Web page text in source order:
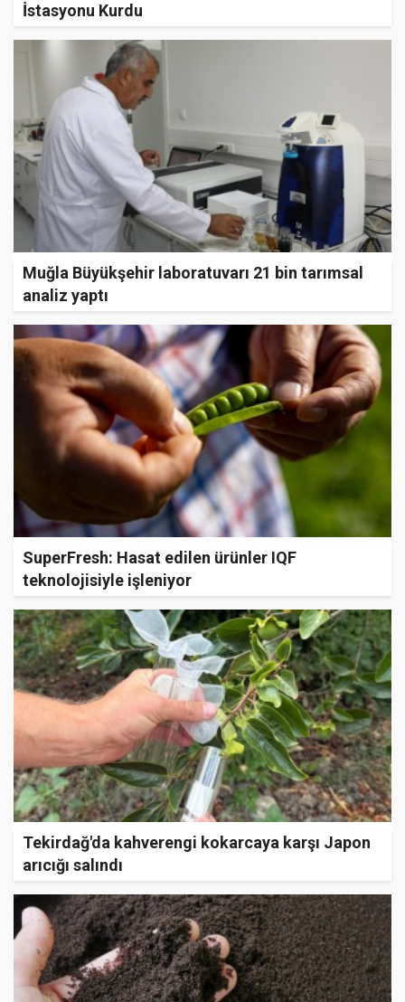
İstasyonu Kurdu
Muğla Büyükşehir laboratuvarı 21 bin tarımsal
analiz yaptı
SuperFresh: Hasat edilen ürünler IQF
teknolojisiyle işleniyor
Tekirdağ'da kahverengi kokarcaya karşı Japon
arıcığı salındı